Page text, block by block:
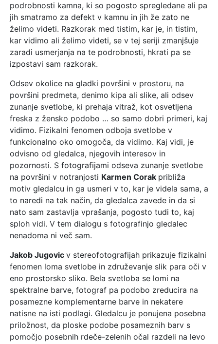
podrobnosti kamna, ki so pogosto spregledane ali pa
jih smatramo za defekt v kamnu in jih že zato ne
želimo videti. Razkorak med tistim, kar je, in tistim,
kar vidimo ali želimo videti, se v tej seriji zmanjšuje
zaradi usmerjanja na te podrobnosti, hkrati pa se
izpostavi sam razkorak.
Odsev okolice na gladki površini v prostoru, na
površini predmeta, denimo kipa ali slike, ali odsev
zunanje svetlobe, ki prehaja vitraž, kot osvetljena
freska z žensko podobo … so samo dobri primeri, kaj
vidimo. Fizikalni fenomen odboja svetlobe v
funkcionalno oko omogoča, da vidimo. Kaj vidi, je
odvisno od gledalca, njegovih interesov in
pozornosti. S fotografijami odseva zunanje svetlobe
na površini v notranjosti Karmen Corak približa
motiv gledalcu in ga usmeri v to, kar je videla sama, a
to naredi na tak način, da gledalca zavede in da si
nato sam zastavlja vprašanja, pogosto tudi to, kaj
sploh vidi. V tem dialogu s fotografinjo gledalec
nenadoma ni več sam.
Jakob Jugovic v stereofotografijah prikazuje fizikalni
fenomen loma svetlobe in združevanje slik para oči v
eno prostorsko sliko. Bela svetloba se lomi na
spektralne barve, fotograf pa podobo zreducira na
posamezne komplementarne barve in nekatere
natisne na isti podlagi. Gledalcu je ponujena posebna
priložnost, da ploske podobe posameznih barv s
pomočjo posebnih rdeče-zelenih očal razdeli na levo